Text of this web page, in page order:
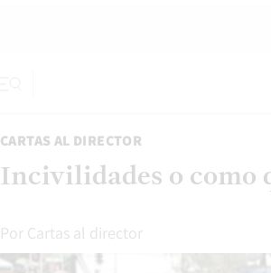
CARTAS AL DIRECTOR
Incivilidades o como
Por Cartas al director